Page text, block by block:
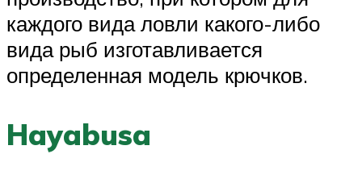
каждого вида ловли какого-либо
вида рыб изготавливается
определенная модель крючков.
Hayabusa